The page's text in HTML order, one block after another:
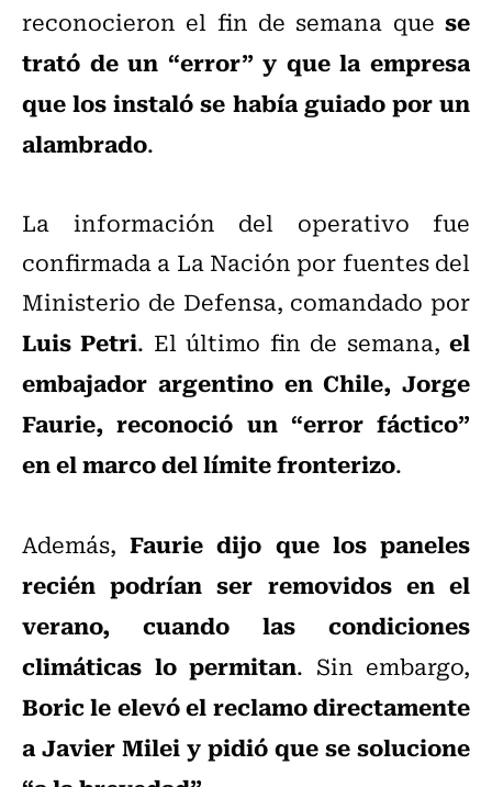
reconocieron el fin de semana que se
trató de un “error” y que la empresa
que los instaló se había guiado por un
alambrado.
La información del operativo fue
confirmada a La Nación por fuentes del
Ministerio de Defensa, comandado por
Luis Petri. El último fin de semana,el
embajador argentino en Chile, Jorge
Faurie, reconoció un “error fáctico”
en el marco del límite fronterizo.
Además,Faurie dijo que los paneles
recién podrían ser removidos en el
verano, cuando las condiciones
climáticas lo permitan. Sin embargo,
Boric le elevó el reclamo directamente
a Javier Milei y pidió que se solucione